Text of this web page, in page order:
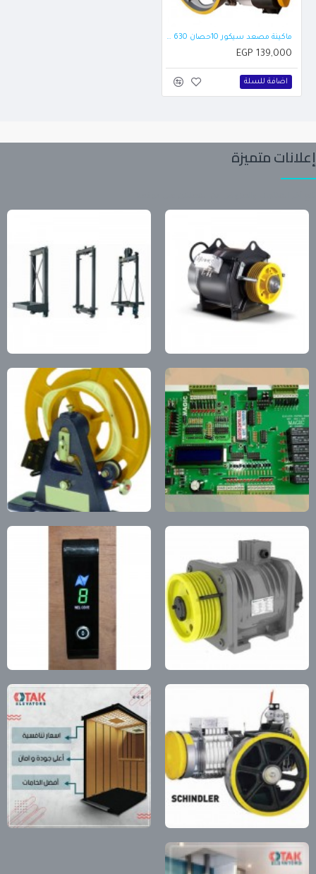
ماكينة مصعد سيكور 10حصان 630 كجم سرعتان إيطالي
EGP 139,000
اضافة للسلة
إعلانات متميزة